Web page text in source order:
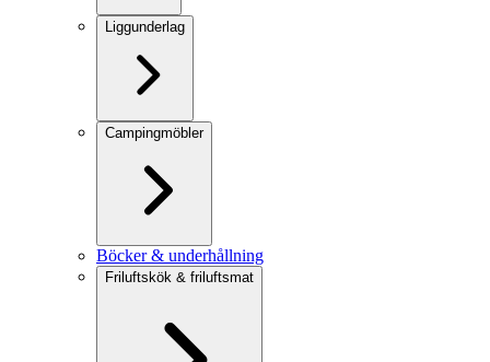
Liggunderlag
Campingmöbler
Böcker & underhållning
Friluftskök & friluftsmat